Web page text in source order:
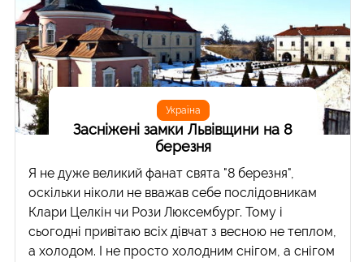
Україна
Засніжені замки Львівщини на 8
березня
Я не дуже великий фанат свята "8 березня",
оскільки ніколи не вважав себе послідовникам
Клари Целкін чи Рози Люксембург. Тому і
сьогодні привітаю всіх дівчат з весною не теплом,
а холодом. І не просто холодним снігом, а снігом